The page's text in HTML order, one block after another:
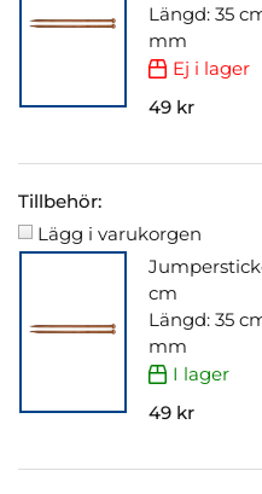
Längd: 35
mm
Ej i lager
49 kr
Tillbehör:
Lägg i varukorgen
cm
Längd: 35
mm
I lager
49 kr